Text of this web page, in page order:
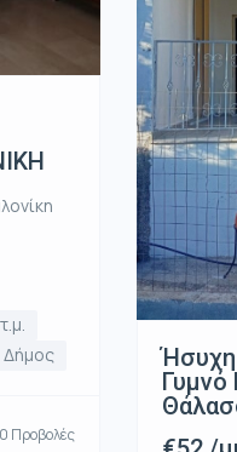
Δήμος
Προβολές
Γυμνό